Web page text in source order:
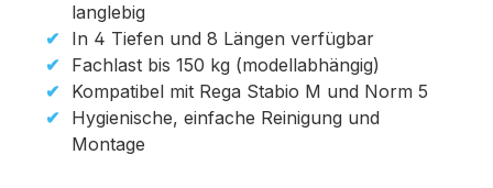
langlebig
In 4 Tiefen und 8 Längen verfügbar
Fachlast bis 150 kg (modellabhängig)
Kompatibel mit Rega Stabio M und Norm 5
Hygienische, einfache Reinigung und
Montage